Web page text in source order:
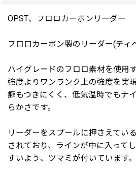
OPST、フロロカーボンリーダー
フロロカーボン製のリーダー(ティ
ハイグレードのフロロ素材を使用
強度よりワンランク上の強度を実
癖もつきにくく、低気温時でもナ
らかさです。
リーダーをスプールに押さえてい
されており、ラインが中に入って
すいよう、ツマミが付いています。